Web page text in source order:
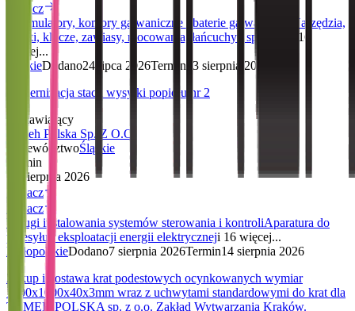
Zobacz
Akumulatory, komory galwaniczne i baterie galwaniczne
Narzędzia,
zamki, klucze, zawiasy, mocowania, łańcuchy i sprężyny
i 16
więcej...
ŚląskieDodano24 lipca 2026Termin 13 sierpnia 2026
Modernizacja stacji wysyłki popiołu nr 2
Zamawiający
Tameh Polska Sp. Z O.O.
WojewództwoŚląskie
Termin
13 sierpnia 2026
Zobacz
Zobacz
Usługi instalowania systemów sterowania i kontroliAparatura do
przesyłu i eksploatacji energii elektryczneji 16 więcej...
MałopolskieDodano7 sierpnia 2026Termin14 sierpnia 2026
Zakup i dostawa krat podestowych ocynkowanych wymiar
1500x1000x40x3mm wraz z uchwytami standardowymi do krat dla
TAMEH POLSKA sp. z o.o. Zakład Wytwarzania Kraków.